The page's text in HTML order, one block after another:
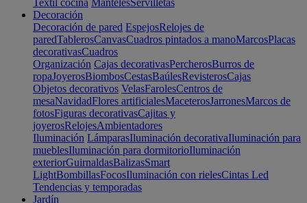
Textil cocina MantelesServilletas
Decoración
Decoración de pared EspejosRelojes de
paredTablerosCanvasCuadros pintados a manoMarcosPlacas
decorativasCuadros
Organización Cajas decorativasPercherosBurros de
ropaJoyerosBiombosCestasBaúlesRevisterosCajas
Objetos decorativos VelasFarolesCentros de
mesaNavidadFlores artificialesMaceterosJarronesMarcos de
fotosFiguras decorativasCajitas y
joyerosRelojesAmbientadores
Iluminación LámparasIluminación decorativaIluminación para
mueblesIluminación para dormitorioIluminación
exteriorGuirnaldasBalizasSmart
LightBombillasFocosIluminación con rielesCintas Led
Tendencias y temporadas
Jardín